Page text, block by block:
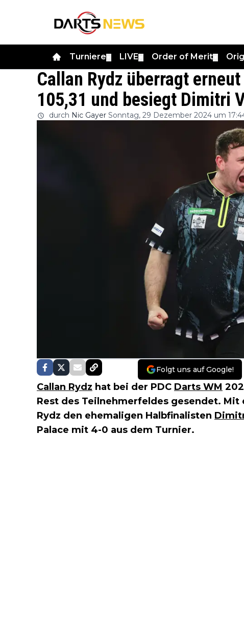
Turniere LIVE Order of Merit
Callan Rydz überragt
105,31 und besiegt Dimitri
durch Nic Gayer Sonntag, 29 Dezember 2024 um
Folgt uns auf Google!
Callan Rydz hat bei der PDC Darts WM
Rest des Teilnehmerfeldes gesendet. Mit
Rydz den ehemaligen Halbfinalisten
Palace mit 4-0 aus dem Turnier.